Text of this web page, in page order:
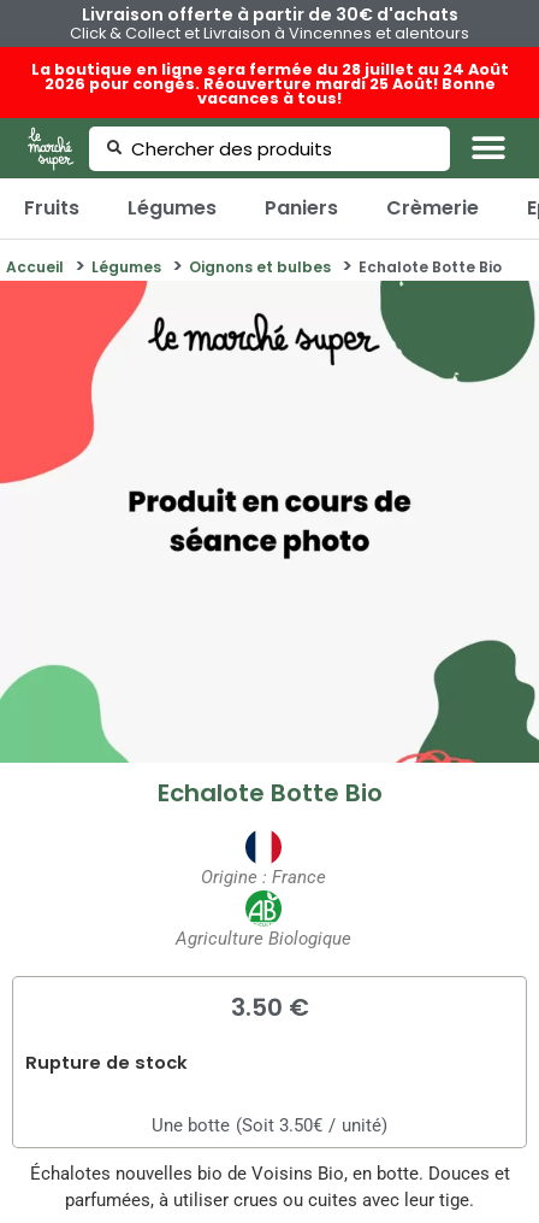
Livraison offerte à partir de 30€ d'achats
Click & Collect et Livraison à Vincennes et alentours
La boutique en ligne sera fermée du 28 juillet au 24 Août
2026 pour congés. Réouverture mardi 25 Août! Bonne
vacances à tous!
Fruits Légumes Paniers Crèmerie
Accueil Légumes Oignons et bulbes Echalote Botte Bio
Echalote Botte Bio
Origine : France
Agriculture Biologique
3.50 €
Rupture de stock
Une botte (Soit 3.50€ / unité)
Échalotes nouvelles bio de Voisins Bio, en botte. Douces et
parfumées, à utiliser crues ou cuites avec leur tige.